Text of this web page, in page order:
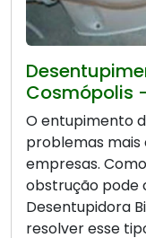
Cosmópolis
O entupimento
problemas mais
empresas.
obstrução pode
Desentupidora
resolver esse